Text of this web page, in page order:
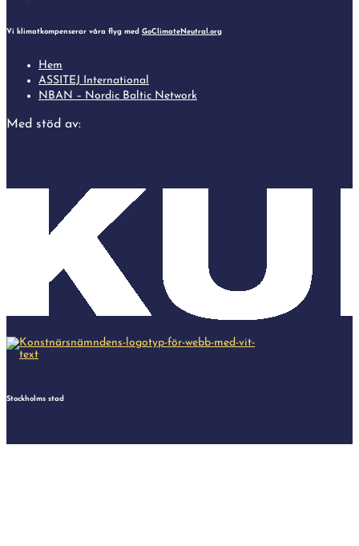
Vi klimatkompenserar våra flyg med GoClimateNeutral.org
Hem
ASSITEJ International
NBAN – Nordic Baltic Network
Med stöd av:
Stockholms stad